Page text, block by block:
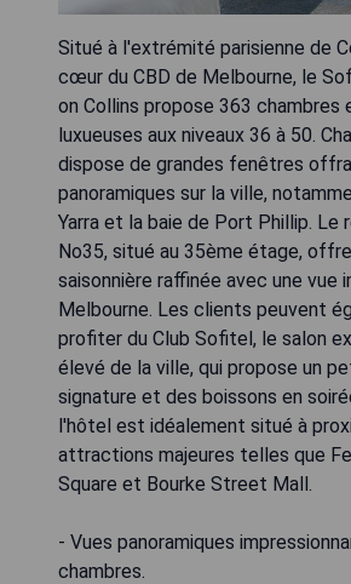
Situé à l'extrémité parisienne de
cœur du CBD de Melbourne, le
on Collins propose 363 chambres
luxueuses aux niveaux 36 à 50.
dispose de grandes fenêtres
panoramiques sur la ville,
Yarra et la baie de Port Phillip. Le
No35, situé au 35ème étage,
saisonnière raffinée avec une vue
Melbourne. Les clients peuvent
profiter du Club Sofitel, le salon
élevé de la ville, qui propose un
signature et des boissons en
l'hôtel est idéalement situé à
attractions majeures telles que
Square et Bourke Street Mall.
- Vues panoramiques
chambres.